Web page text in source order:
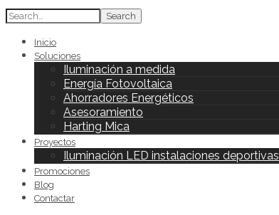
Search
Inicio
Soluciones
Iluminación a medida
Energía Fotovoltaica
Ahorradores Energéticos
Asesoramiento
Harting Mica
Proyectos
Iluminación LED instalaciones deportivas
Promociones
Blog
Contactar